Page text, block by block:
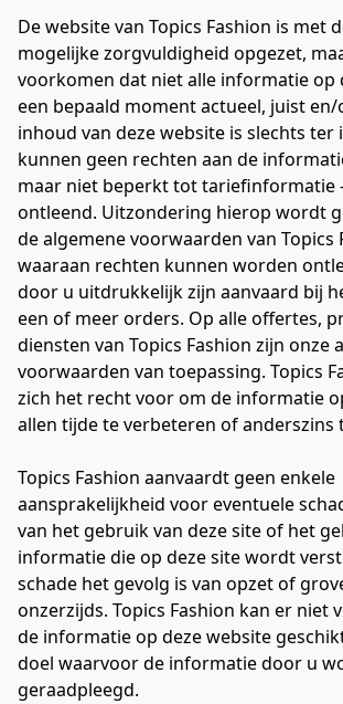
De website van Topics Fashion is met
mogelijke zorgvuldigheid opgezet,
voorkomen dat niet alle informatie op
een bepaald moment actueel, juist
inhoud van deze website is slechts
kunnen geen rechten aan de
maar niet beperkt tot tariefinformatie
ontleend. Uitzondering hierop wordt
de algemene voorwaarden van Topics
waaraan rechten kunnen worden
door u uitdrukkelijk zijn aanvaard bij
een of meer orders. Op alle offertes,
diensten van Topics Fashion zijn onze
voorwaarden van toepassing. Topics
zich het recht voor om de informatie
allen tijde te verbeteren of anderszins
Topics Fashion aanvaardt geen enkele
aansprakelijkheid voor eventuele
van het gebruik van deze site of het
informatie die op deze site wordt
schade het gevolg is van opzet of
onzerzijds. Topics Fashion kan er niet
de informatie op deze website
doel waarvoor de informatie door u
geraadpleegd.